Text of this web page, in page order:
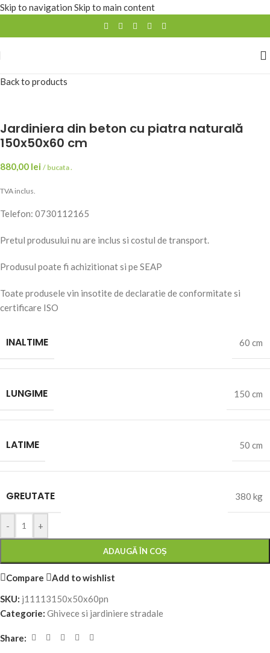
Skip to navigation Skip to main content
Back to products
Jardiniera din beton cu piatra naturală
150x50x60 cm
880,00 lei / bucata .
TVA inclus.
Telefon: 0730112165
Pretul produsului nu are inclus si costul de transport.
Produsul poate fi achizitionat si pe SEAP
Toate produsele vin insotite de declaratie de conformitate si
certificare ISO
INALTIME 60 cm
LUNGIME 150 cm
LATIME 50 cm
GREUTATE 380 kg
- +
ADAUGĂ ÎN COȘ
Compare
Add to wishlist
SKU: j11113150x50x60pn
Categorie: Ghivece si jardiniere stradale
Share: